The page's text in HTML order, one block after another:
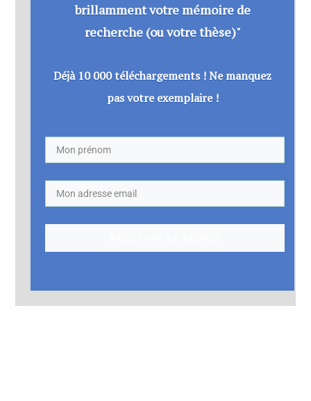
brillamment votre mémoire de
recherche (ou votre thèse)"
Déjà 10 000 téléchargements ! Ne manquez
pas votre exemplaire !